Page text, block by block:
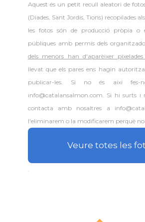
Aquest és un petit recull aleatori de
(Diades, Sant Jordis, Tions) recopilades
les fotos són de producció pròpia o
públiques amb permís dels
dels menors han d'aparèixer
llevat que els pares ens hagin
publicar-les. Si no és així fes-
info@catalansalmon.com. Si hi surts i
contacta amb nosaltres a
l'eliminarem o la modificarem perquè no
Veure totes les